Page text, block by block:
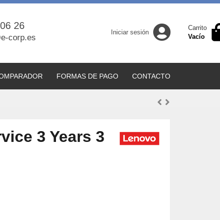
26
corp.es
Iniciar sesión
Carrito
Vacío
CONTACTO
FORMAS DE PAGO
3 Years 3